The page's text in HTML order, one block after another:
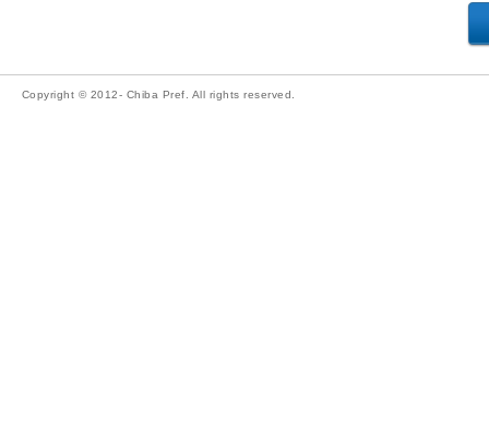
Copyright © 2012- Chiba Pref. All rights reserved.